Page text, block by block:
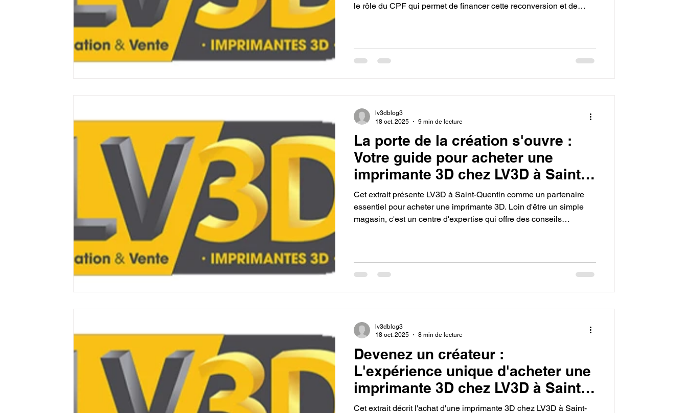
le rôle du CPF qui permet de financer cette reconversion et de
La porte de la création s'ouvre :
Votre guide pour acheter une
imprimante 3D chez LV3D à Saint-
Quentin.
Cet extrait présente LV3D à Saint-Quentin comme un partenaire
essentiel pour acheter une imprimante 3D. Loin d'être un simple
magasin, c'est un centre d'expertise qui offre des conseils
lv3dblog3
18 oct. 2025
9 min de lecture
Devenez un créateur :
L'expérience unique d'acheter une
imprimante 3D chez LV3D à Saint-
Quentin.
Cet extrait décrit l'achat d'une imprimante 3D chez LV3D à Saint-
lv3dblog3
18 oct. 2025
8 min de lecture